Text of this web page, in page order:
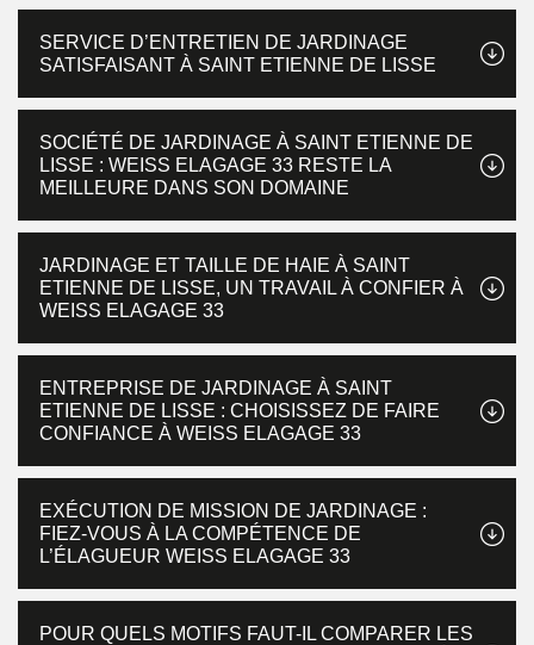
SERVICE D’ENTRETIEN DE JARDINAGE
SATISFAISANT À SAINT ETIENNE DE LISSE
SOCIÉTÉ DE JARDINAGE À SAINT ETIENNE DE
LISSE : WEISS ELAGAGE 33 RESTE LA
MEILLEURE DANS SON DOMAINE
JARDINAGE ET TAILLE DE HAIE À SAINT
ETIENNE DE LISSE, UN TRAVAIL À CONFIER À
WEISS ELAGAGE 33
ENTREPRISE DE JARDINAGE À SAINT
ETIENNE DE LISSE : CHOISISSEZ DE FAIRE
CONFIANCE À WEISS ELAGAGE 33
EXÉCUTION DE MISSION DE JARDINAGE :
FIEZ-VOUS À LA COMPÉTENCE DE
L’ÉLAGUEUR WEISS ELAGAGE 33
POUR QUELS MOTIFS FAUT-IL COMPARER LES